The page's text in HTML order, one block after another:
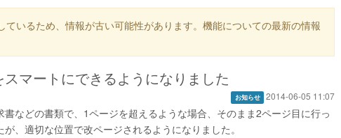
いるため、情報が古い可能性があります。機能についての最新の情報
スマートにできるようになりました
お知らせ 2014-06-05 11:07
などの書類で、1ページを超えるような場合、そのまま2ページ目に行っ
、適切な位置で改ページされるようになりました。